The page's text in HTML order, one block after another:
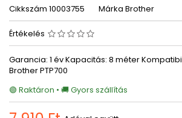
Cikkszám 10003755 Márka Brother
Értékelés
Garancia: 1 év Kapacitás: 8 méter
Brother PTP700
🟢 Raktáron • 🚚 Gyors szállítás